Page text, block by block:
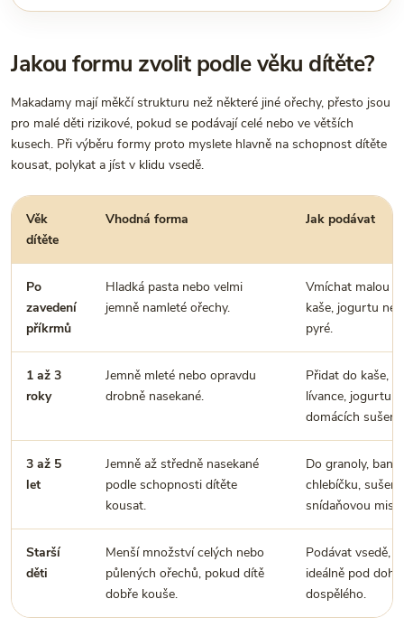
Jakou formu zvolit podle věku dítěte?
Makadamy mají měkčí strukturu než některé jiné ořechy, přesto jsou
pro malé děti rizikové, pokud se podávají celé nebo ve větších
kusech. Při výběru formy proto myslete hlavně na schopnost dítěte
kousat, polykat a jíst v klidu vsedě.
Věk
dítěte
Vhodná forma Jak podávat
Po
zavedení
příkrmů
Hladká pasta nebo velmi
jemně namleté ořechy.
Vmíchat malou
kaše, jogurtu
pyré.
1 až 3
roky
Jemně mleté nebo opravdu
drobně nasekané.
Přidat do kaše,
lívance, jogurtu
domácích
3 až 5
let
Jemně až středně nasekané
podle schopnosti dítěte
kousat.
Do granoly,
chlebíčku,
snídaňovou
Starší
děti
Menší množství celých nebo
půlených ořechů, pokud dítě
dobře kouše.
Podávat vsedě,
ideálně pod
dospělého.